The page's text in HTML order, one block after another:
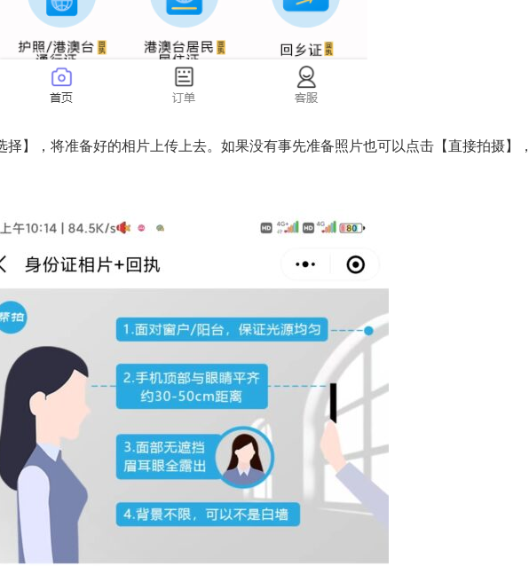
择】，将准备好的相片上传上去。如果没有事先准备照片也可以点击【直接拍摄】